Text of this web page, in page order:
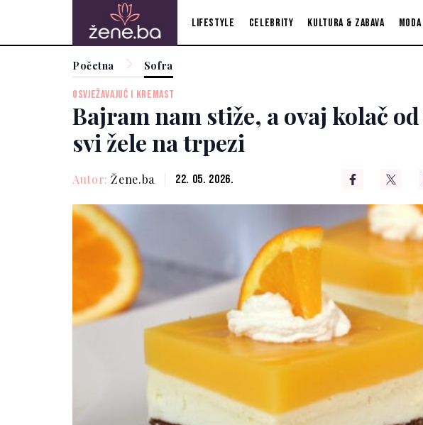
Lifestyle Celebrity Kultura & zabava Moda
Početna Sofra
OSVJEŽAVAJUĆ I KREMAST
Bajram nam stiže, a ovaj kolač
svi žele na trpezi
Autor: Žene.ba 22. 05. 2026.